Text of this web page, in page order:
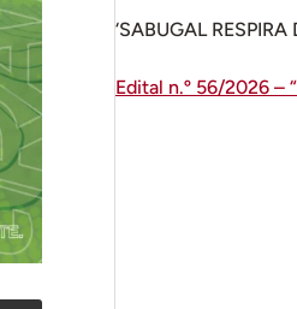
‘SABUGAL RESPIRA
Edital n.º 56/2026 –